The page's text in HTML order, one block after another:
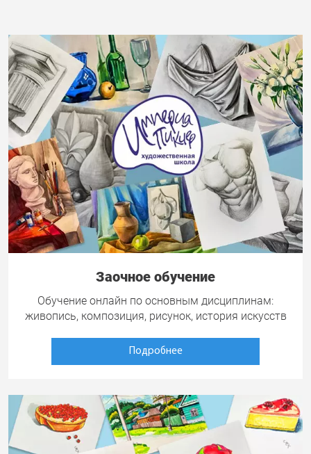
Заочное обучение
Обучение онлайн по основным дисциплинам:
живопись, композиция, рисунок, история искусств
Подробнее